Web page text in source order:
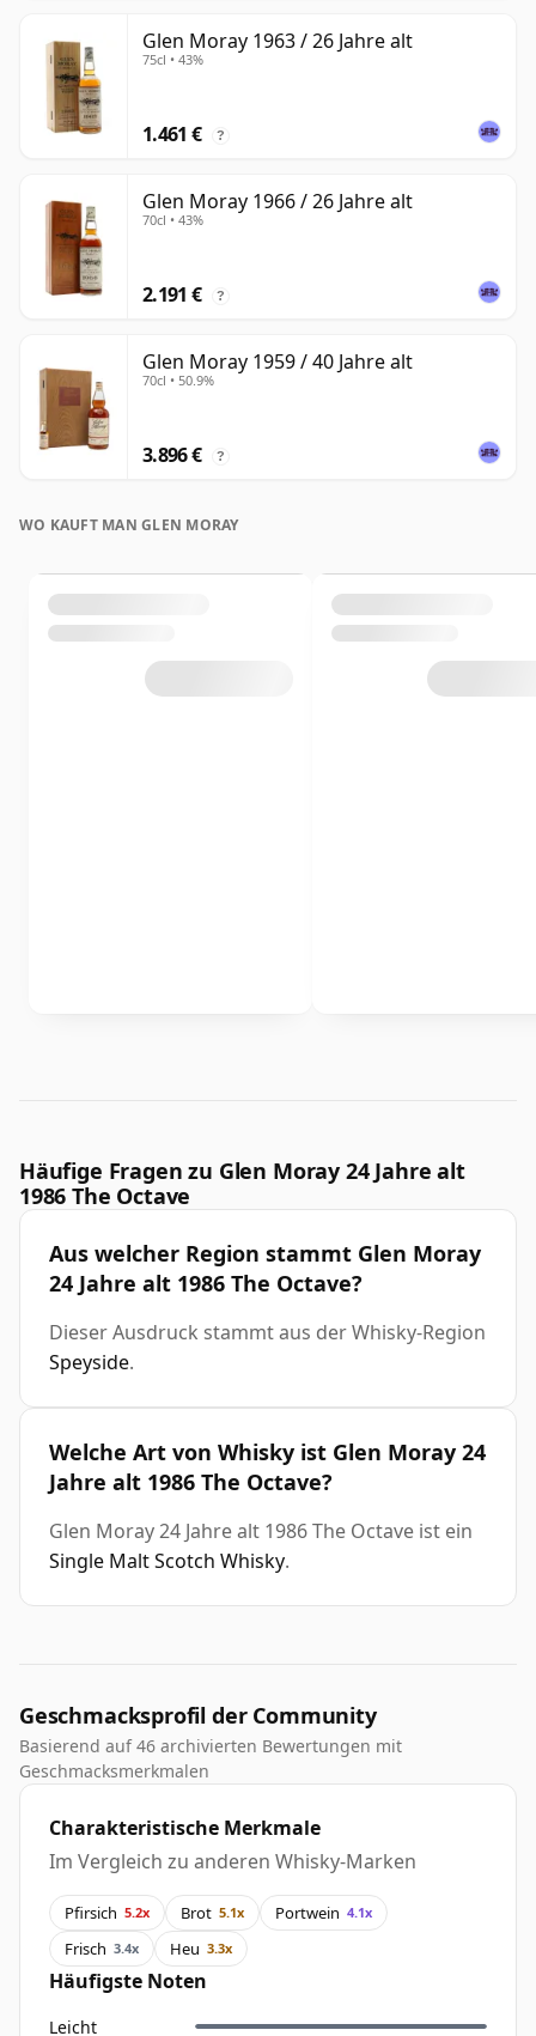
Glen Moray 1963 / 26 Jahre alt
75cl • 43%
1.461 € ?
Glen Moray 1966 / 26 Jahre alt
70cl • 43%
2.191 € ?
Glen Moray 1959 / 40 Jahre alt
70cl • 50.9%
3.896 € ?
WO KAUFT MAN GLEN MORAY
Häufige Fragen zu Glen Moray 24 Jahre alt
1986 The Octave
Aus welcher Region stammt Glen Moray
24 Jahre alt 1986 The Octave?
Dieser Ausdruck stammt aus der Whisky-Region
Speyside.
Welche Art von Whisky ist Glen Moray 24
Jahre alt 1986 The Octave?
Glen Moray 24 Jahre alt 1986 The Octave ist ein
Single Malt Scotch Whisky.
Geschmacksprofil der Community
Basierend auf 46 archivierten Bewertungen mit
Geschmacksmerkmalen
Charakteristische Merkmale
Im Vergleich zu anderen Whisky-Marken
Pfirsich 5.2x Brot 5.1x Portwein 4.1x
Frisch 3.4x Heu 3.3x
Häufigste Noten
Leicht